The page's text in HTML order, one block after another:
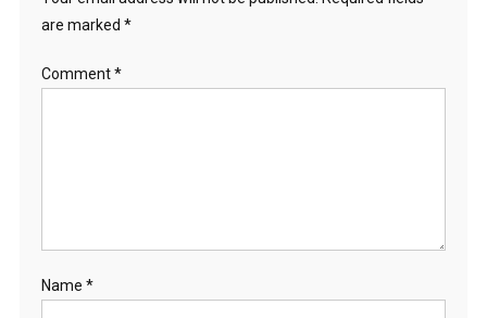
are marked *
Comment*
Name *